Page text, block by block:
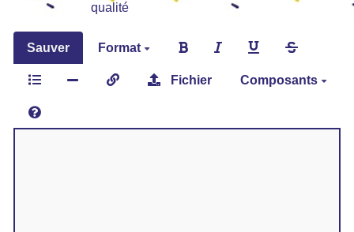
qualité
Sauver Format
Fichier Composants